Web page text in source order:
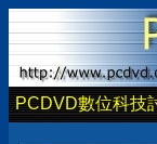
PCDVD數位科技